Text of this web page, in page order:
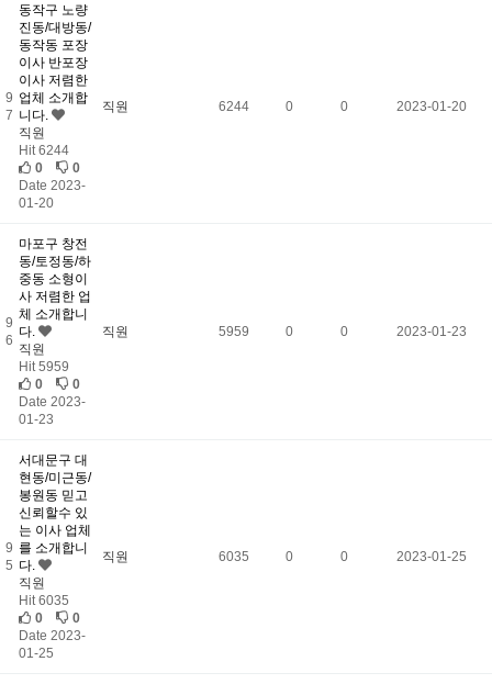
9
7
동작구 노량
진동/대방동/
동작동 포장
이사 반포장
이사 저렴한
업체 소개합
니다.
직원
Hit 6244
0
0
Date 2023-
01-20
직원 6244 0 0 2023-01-20
9
6
마포구 창전
동/토정동/하
중동 소형이
사 저렴한 업
체 소개합니
다.
직원
Hit 5959
0
0
Date 2023-
01-23
직원 5959 0 0 2023-01-23
9
5
서대문구 대
현동/미근동/
봉원동 믿고
신뢰할수 있
는 이사 업체
를 소개합니
다.
직원
Hit 6035
0
0
Date 2023-
01-25
직원 6035 0 0 2023-01-25